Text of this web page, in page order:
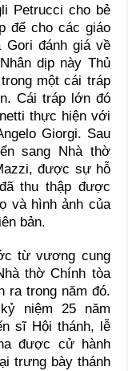
Petrucci cho bẻ
để cho các giáo
Gori đánh giá về
dịp này Thủ
một cái tráp
Cái tráp lớn đó
thực hiện với
Giorgi. Sau
sang Nhà thờ
được sự hỗ
thu thập được
và hình ảnh của
bản.
từ vương cung
thờ Chính tòa
ra trong năm đó.
niệm 25 năm
sĩ Hội thánh, lễ
được cử hành
trưng bày thánh